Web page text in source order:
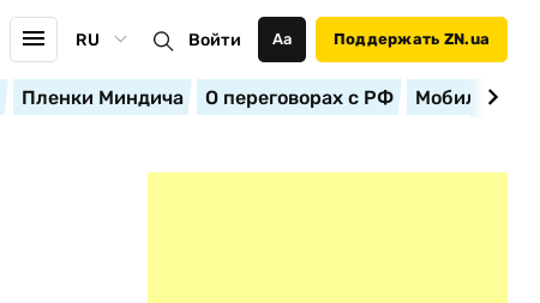
RU Войти Аа Поддержать ZN.ua
Пленки Миндича О переговорах с РФ